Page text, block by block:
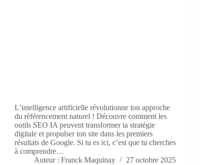
L’intelligence artificielle révolutionne ton approche
du référencement naturel ! Découvre comment les
outils SEO IA peuvent transformer ta stratégie
digitale et propulser ton site dans les premiers
résultats de Google. Si tu es ici, c’est que tu cherches
à comprendre…
Auteur : Franck Maquinay
27 octobre 2025